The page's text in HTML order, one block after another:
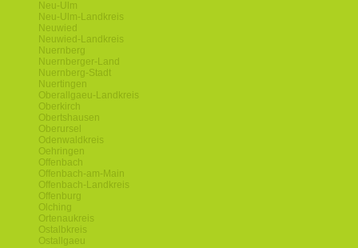
Neu-Ulm
Neu-Ulm-Landkreis
Neuwied
Neuwied-Landkreis
Nuernberg
Nuernberger-Land
Nuernberg-Stadt
Nuertingen
Oberallgaeu-Landkreis
Oberkirch
Obertshausen
Oberursel
Odenwaldkreis
Oehringen
Offenbach
Offenbach-am-Main
Offenbach-Landkreis
Offenburg
Olching
Ortenaukreis
Ostalbkreis
Ostallgaeu